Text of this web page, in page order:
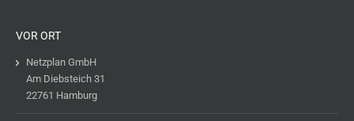
VOR ORT
Netzplan GmbH
Am Diebsteich 31
22761 Hamburg